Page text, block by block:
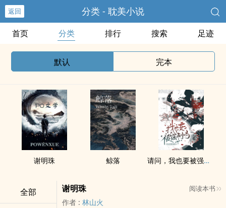
返回 分类 - 耽美小说
首页 分类 排行 搜索 足迹
默认 完本
谢明珠 鲸落 请问，我也要被强制吗（abo np）
全部 谢明珠 阅读本书
作者 : 林山火